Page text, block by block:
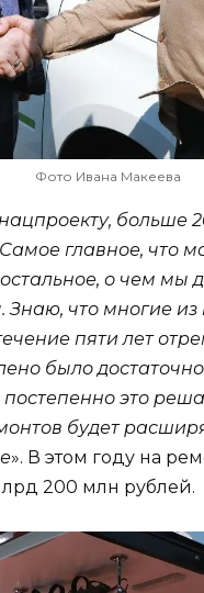
Фото Ивана Макеева
больше
главное, что
о чем мы
что многие из
пяти лет
было
это
будет
». В этом году на
200 млн рублей.